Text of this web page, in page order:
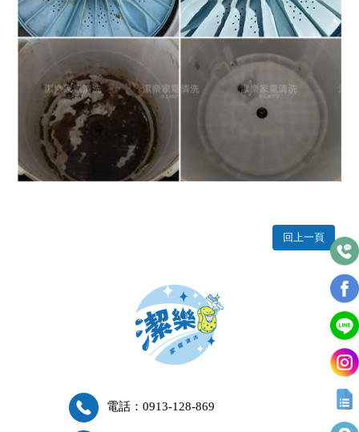
回上一頁
電話：0913-128-869